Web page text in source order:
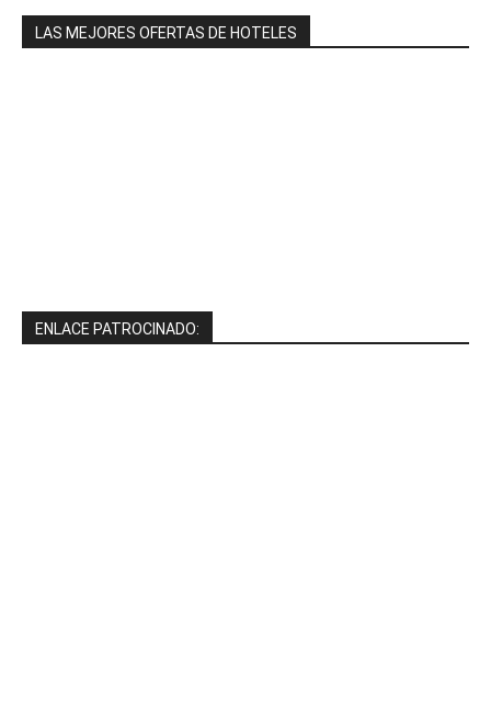
LAS MEJORES OFERTAS DE HOTELES
ENLACE PATROCINADO: